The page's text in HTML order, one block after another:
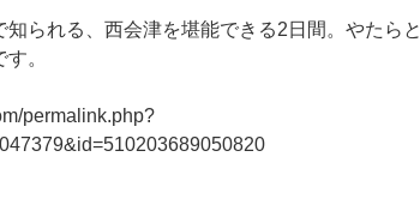
られる、西会津を堪能できる2日間。やたらと
。
permalink.php?